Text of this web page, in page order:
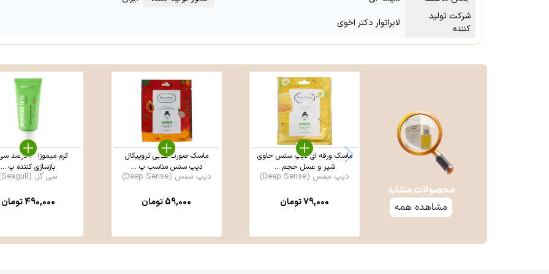
شرکت تولید
کننده
لابراتوار دکتر اخوی
محصولات مشابه
مشاهده همه
ماسک ورقه ای دیپ سنس حاوی
شیر و عسل حجم ...
دیپ سنس (Deep Sense)
79,000تومان
ماسک صورت نقابی تروپیکال
دیپ سنس مناسب پ ...
دیپ سنس (Deep Sense)
59,000تومان
کرم میموزا 10
بازسازی کننده پ ...
سی گل (Seagull)
490,000تومان